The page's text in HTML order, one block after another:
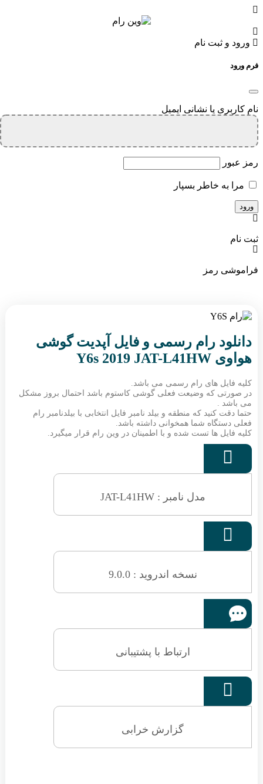
ورود و ثبت نام
فرم ورود
نام کاربری یا نشانی ایمیل
رمز عبور
مرا به خاطر بسپار
ثبت نام
فراموشی رمز
دانلود رام رسمی و فایل آپدیت گوشی
هواوی Y6s 2019 JAT-L41HW
کلیه فایل های رام رسمی می باشد.
در صورتی که وضیعت فعلی گوشی کاستوم باشد احتمال بروز مشکل
می باشد .
حتما دقت کنید که منطقه و بیلد نامبر فایل انتخابی با بیلدنامبر رام
فعلی دستگاه شما همخوانی داشته باشد.
کلیه فایل ها تست شده و با اطمینان در وین رام قرار میگیرد.

مدل نامبر : JAT-L41HW

نسخه اندروید : 9.0.0
ارتباط با پشتیبانی

گزارش خرابی